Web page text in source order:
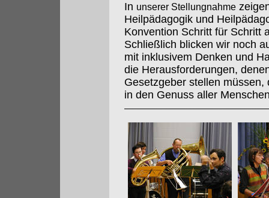
In unserer Stellungnahme
Heilpädagogik und
Konvention Schritt für Schritt
Schließlich blicken wir noch
mit inklusivem Denken und
die Herausforderungen,
Gesetzgeber stellen
in den Genuss aller